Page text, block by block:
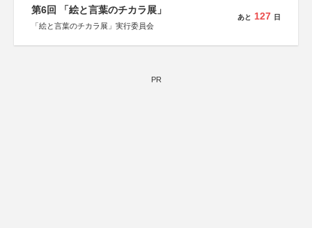
第6回 「絵と言葉のチカラ展」
「絵と言葉のチカラ展」実行委員会
あと 127 日
PR